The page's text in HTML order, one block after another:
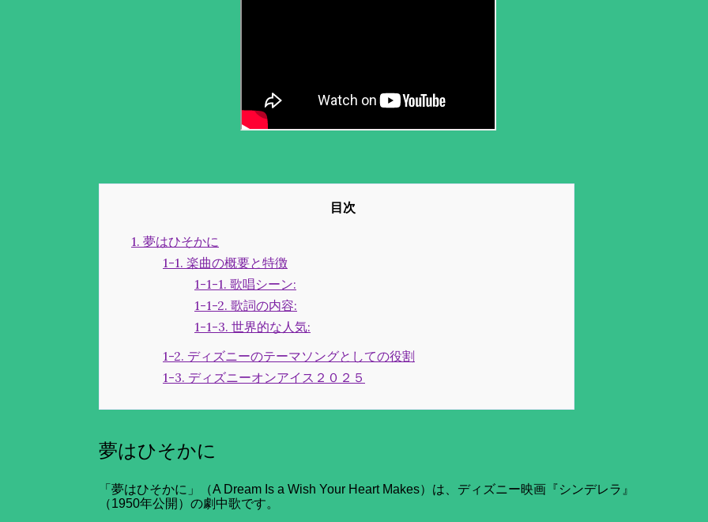
1. 夢はひそかに
1-1. 楽曲の概要と特徴
1-1-1. 歌唱シーン:
1-1-2. 歌詞の内容:
1-1-3. 世界的な人気:
1-2. ディズニーのテーマソングとしての役割
1-3. ディズニーオンアイス２０２５
夢はひそかに
「夢はひそかに」（A Dream Is a Wish Your Heart Makes）は、ディズニー映画『シンデレラ』
（1950年公開）の劇中歌です。